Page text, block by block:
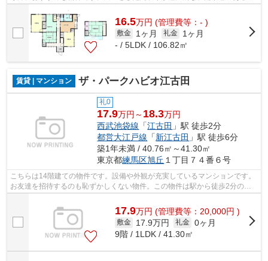
16.5万円 (管理費等：- )
敷金 1ヶ月 礼金
1ヶ月
- / 5LDK / 106.82㎡
賃貸 | マンション ザ・パークハビオ江古田
礼0
17.9万円～ 18.3万円
西武池袋線 「江古田 」駅 徒歩2分
都営大江戸線 「新江古田 」駅 徒歩6分
築1年未満 / 40.76㎡～41.30㎡
東京都練馬区旭丘 １丁目７４番６号
こちらは14階建ての物件です。設備や外観が充実しているマンションです。
お友達を招待するのも恥ずかしくない物件。この物件は駅から徒歩2分のマ
17.9万円 (管理費等：20,000円 )
敷金 17.9万円 礼金 0ヶ月
9階 / 1LDK / 41.30㎡